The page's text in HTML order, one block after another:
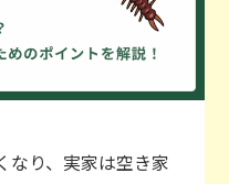
なり、実家は空き家